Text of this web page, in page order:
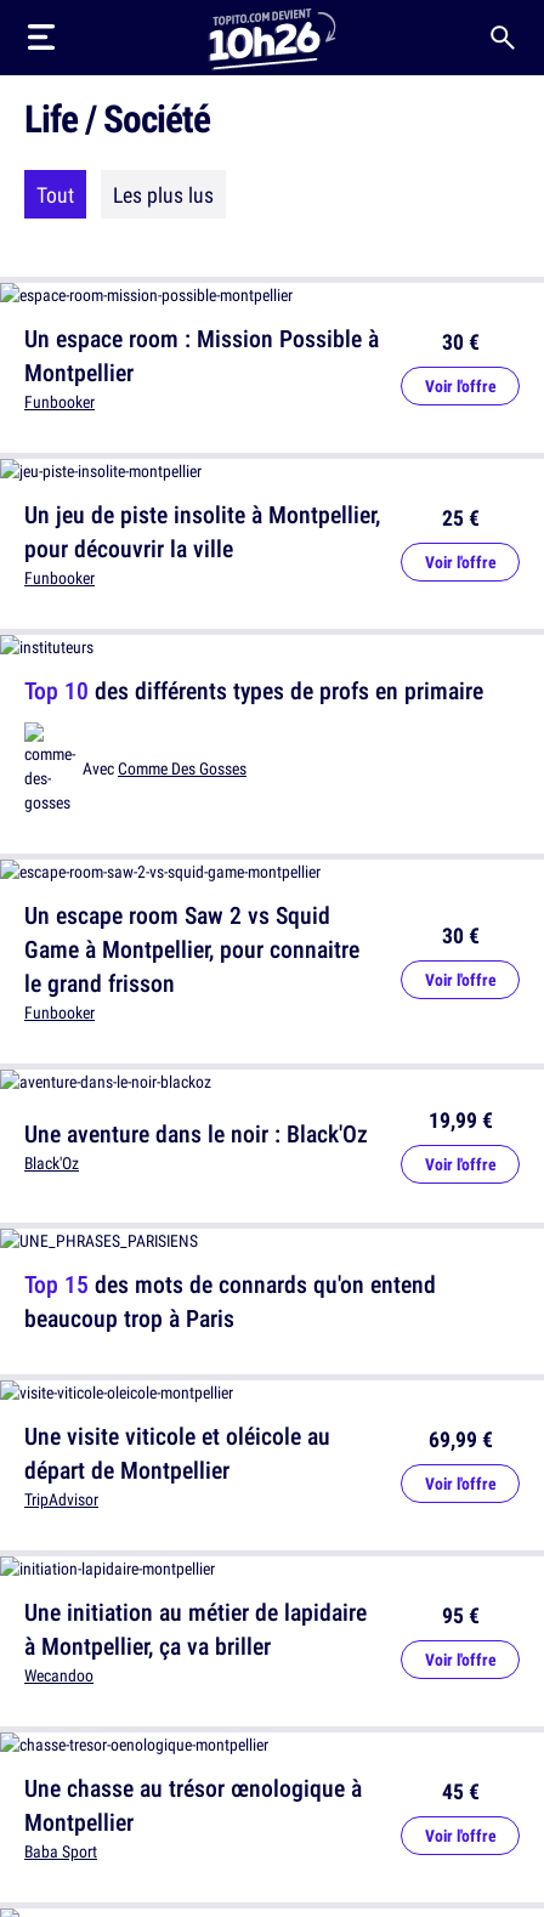
Life / Société
Tout Les plus lus
Un espace room : Mission Possible à
Montpellier
Funbooker
30 €
Voir l'offre
Top 10 des différents types de profs en primaire
AvecComme Des Gosses
Une aventure dans le noir : Black'Oz
Black'Oz
19,99 €
Voir l'offre
Une visite viticole et oléicole au
départ de Montpellier
TripAdvisor
69,99 €
Voir l'offre
Une chasse au trésor œnologique à
Montpellier
Baba Sport
45 €
Voir l'offre
Un jeu de piste insolite à Montpellier,
pour découvrir la ville
Funbooker
25 €
Voir l'offre
Un escape room Saw 2 vs Squid
Game à Montpellier, pour connaitre
le grand frisson
Funbooker
30 €
Voir l'offre
Top 15 des mots de connards qu'on entend
beaucoup trop à Paris
Une initiation au métier de lapidaire
à Montpellier, ça va briller
Wecandoo
95 €
Voir l'offre